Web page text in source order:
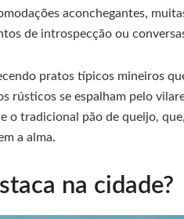
aconchegantes,
de introspecção ou
pratos típicos mineiros
rústicos se espalham pelo
o tradicional pão de queijo,
a alma.
na cidade?